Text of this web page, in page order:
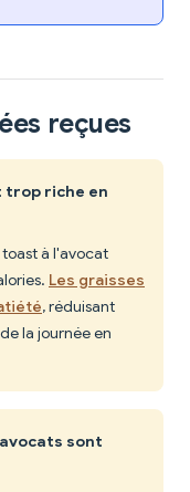
reçues
trop riche en
toast à l'avocat
Les graisses
, réduisant
la journée en
avocats sont